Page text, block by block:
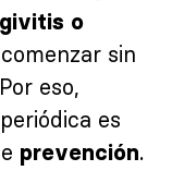
o
sin
eso,
es
prevención.